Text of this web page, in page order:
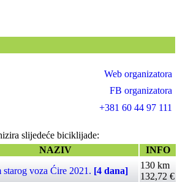
Web organizatora
FB organizatora
+381 60 44 97 111
slijedeće biciklijade:
NAZIV
INFO
starog voza Ćire 2021. [4 dana]
130 km
132,72 €